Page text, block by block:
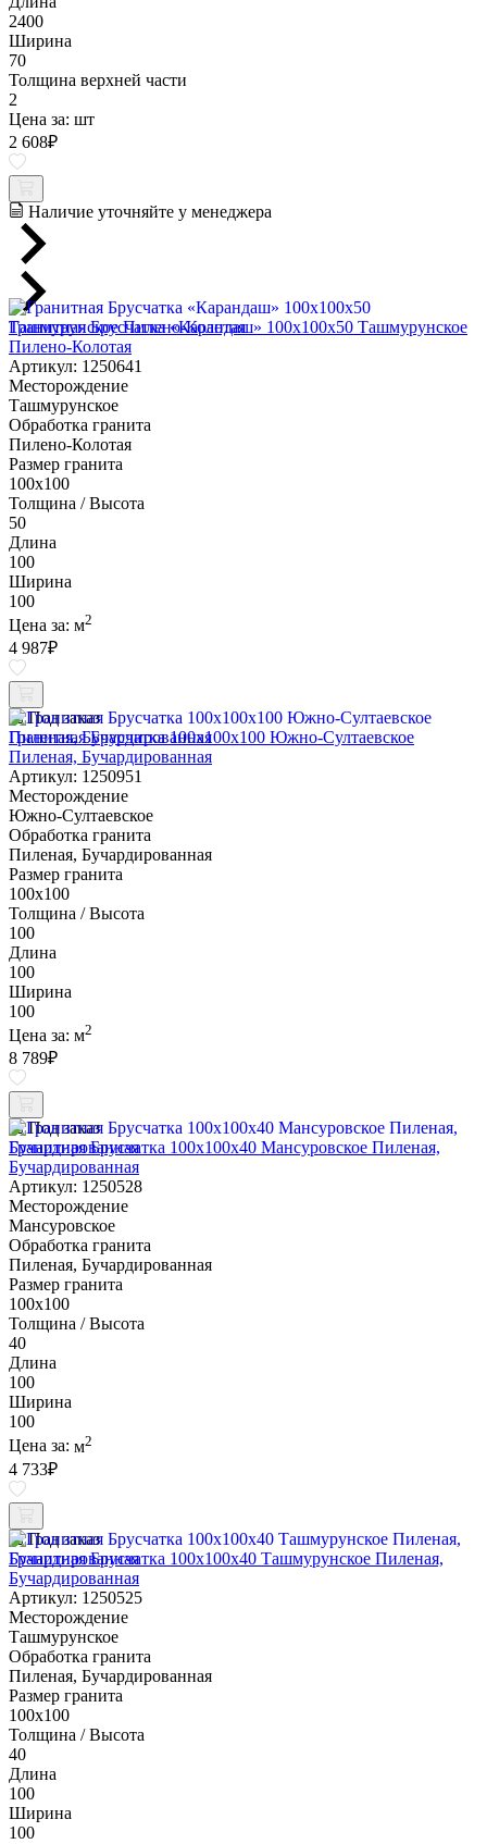
2400
Ширина
70
Толщина верхней части
2
Цена за: шт
2 608₽
Наличие уточняйте у менеджера
Гранитная Брусчатка «Карандаш» 100х100x50 Ташмурунское
Пилено-Колотая
Артикул: 1250641
Месторождение
Ташмурунское
Обработка гранита
Пилено-Колотая
Размер гранита
100х100
Толщина / Высота
50
Длина
100
Ширина
100
Цена за: м2
4 987₽
Под заказ
Гранитная Брусчатка 100х100x100 Южно-Султаевское
Пиленая, Бучардированная
Артикул: 1250951
Месторождение
Южно-Султаевское
Обработка гранита
Пиленая, Бучардированная
Размер гранита
100х100
Толщина / Высота
100
Длина
100
Ширина
100
Цена за: м2
8 789₽
Под заказ
Гранитная Брусчатка 100х100x40 Мансуровское Пиленая,
Бучардированная
Артикул: 1250528
Месторождение
Мансуровское
Обработка гранита
Пиленая, Бучардированная
Размер гранита
100х100
Толщина / Высота
40
Длина
100
Ширина
100
Цена за: м2
4 733₽
Под заказ
Гранитная Брусчатка 100х100x40 Ташмурунское Пиленая,
Бучардированная
Артикул: 1250525
Месторождение
Ташмурунское
Обработка гранита
Пиленая, Бучардированная
Размер гранита
100х100
Толщина / Высота
40
Длина
100
Ширина
100